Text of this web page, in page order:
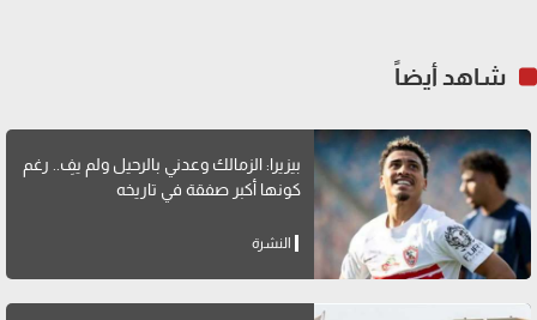
شاهد أيضاً
بيزيرا: الزمالك وعدني بالرحيل ولم يفِ.. رغم
كونها أكبر صفقة في تاريخه
النشرة